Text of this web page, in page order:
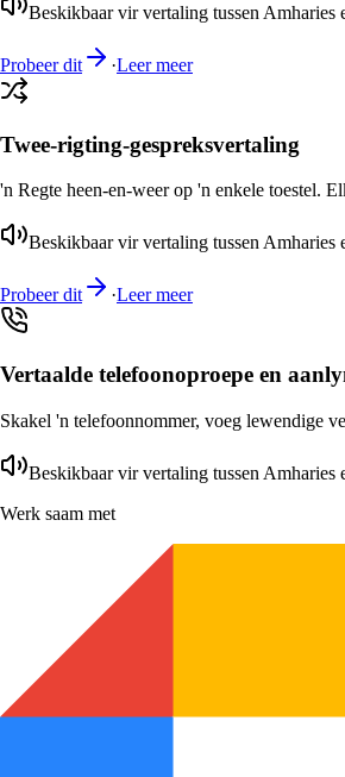
Beskikbaar vir vertaling tussen Amharies
Probeer dit ·Leer meer
Twee-rigting-gespreksvertaling
'n Regte heen-en-weer op 'n enkele toestel.
Beskikbaar vir vertaling tussen Amharies
Probeer dit ·Leer meer
Vertaalde telefoonoproepe en
Skakel 'n telefoonnommer, voeg lewendige
Beskikbaar vir vertaling tussen Amharies
Werk saam met